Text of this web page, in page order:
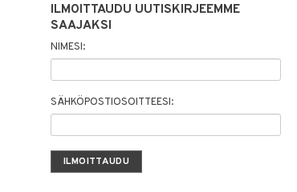
ILMOITTAUDU UUTISKIRJEEMME
SAAJAKSI
NIMESI:
SÄHKÖPOSTIOSOITTEESI: